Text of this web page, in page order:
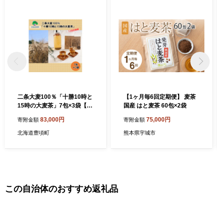
のすべての分野に想いを寄せていただきたい！ということです。
町の一端として、ジュエリーアイスの壮大で神秘的な風景は動画
でご覧いただけますが、ぜひ皆様の目で実物をご覧いただき、感
動を共有してください。 「海よし！畑よし！肉よし！景色よし！
全部よし！」の豊頃町のファンになっていただき、これからも応
二条大麦100％「十勝10時と
15時の大麦茶」7包×3袋【12
月から出荷》
寄附金額 83,000円
北海道豊頃町
【1ヶ月毎6回定期便】 麦茶
国産 はと麦茶 60包×2袋
寄附金額 75,000円
熊本県宇城市
この自治体のおすすめ返礼品